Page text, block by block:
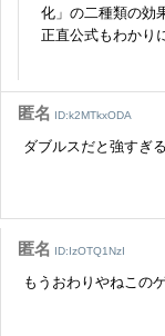
化」の二種類の効
正直公式もわかり
匿名 ID:k2MTkxODA
ダブルスだと強すぎる
匿名 ID:IzOTQ1NzI
もうおわりやねこの